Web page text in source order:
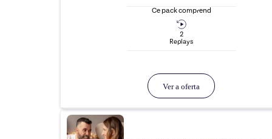
Ce pack comprend
2
Replays
Ver a oferta